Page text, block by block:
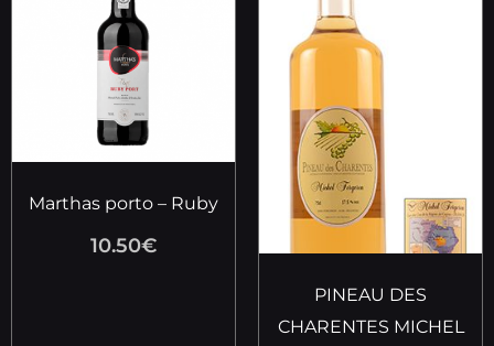
Marthas porto – Ruby
10.50€
PINEAU DES
CHARENTES MICHEL